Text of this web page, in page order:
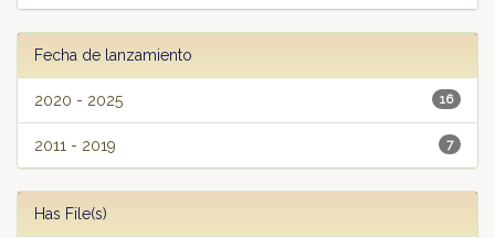
Fecha de lanzamiento
16
2020 - 2025
7
2011 - 2019
Has File(s)